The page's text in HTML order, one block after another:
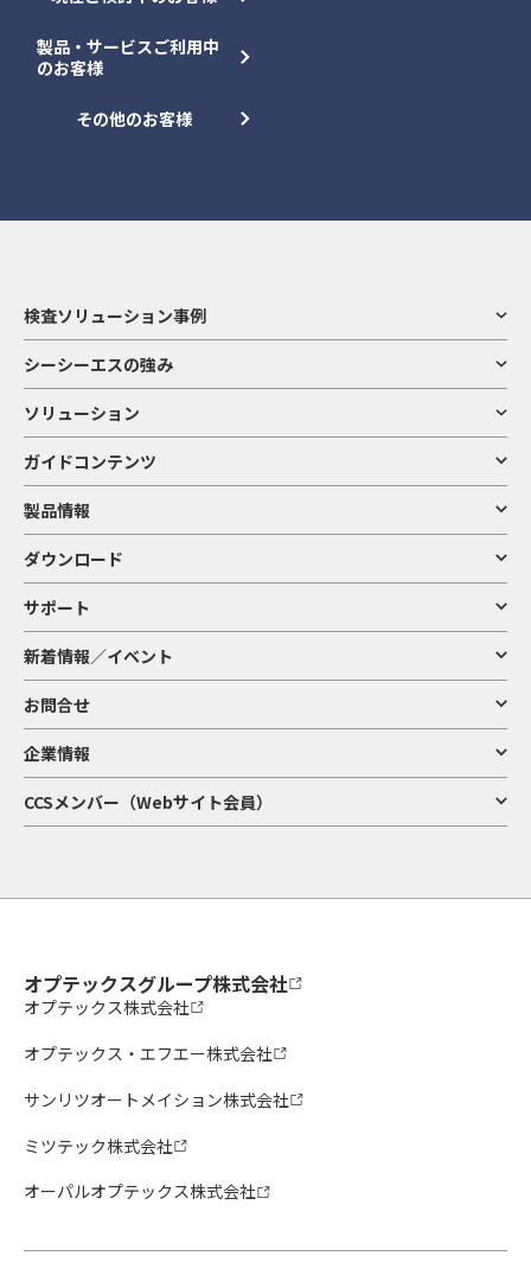
製品・サービスご利用中
のお客様
その他のお客様
検査ソリューション事例
シーシーエスの強み
ソリューション
ガイドコンテンツ
製品情報
ダウンロード
サポート
新着情報／イベント
お問合せ
企業情報
CCSメンバー（Webサイト会員）
オプテックスグループ株式会社
オプテックス株式会社
オプテックス・エフエー株式会社
サンリツオートメイション株式会社
ミツテック株式会社
オーパルオプテックス株式会社